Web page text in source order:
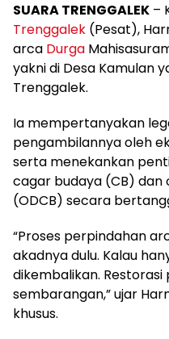
SUARA TRENGGALEK –
Trenggalek (Pesat),
arca Durga
yakni di Desa Kamulan
Trenggalek.
Ia mempertanyakan
pengambilannya oleh
serta menekankan
cagar budaya (CB) dan
(ODCB) secara
“Proses perpindahan
akadnya dulu. Kalau
dikembalikan.
sembarangan,” ujar
khusus.